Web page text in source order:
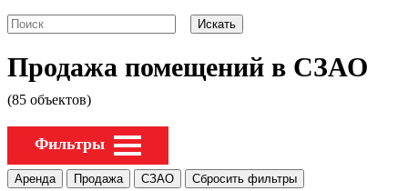
Продажа помещений в СЗАО
(85 объектов)
Фильтры